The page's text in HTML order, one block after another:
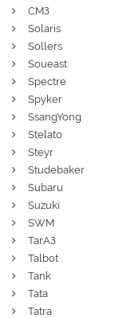
СМЗ
Solaris
Sollers
Soueast
Spectre
Spyker
SsangYong
Stelato
Steyr
Studebaker
Subaru
Suzuki
SWM
ТагАЗ
Talbot
Tank
Tata
Tatra